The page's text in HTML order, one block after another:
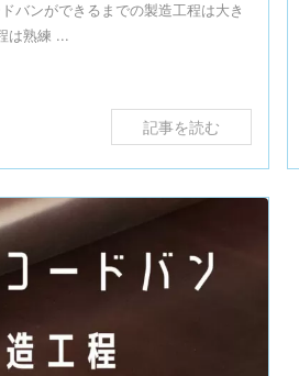
バンができるまでの製造工程は大き
は熟練 ...
記事を読む